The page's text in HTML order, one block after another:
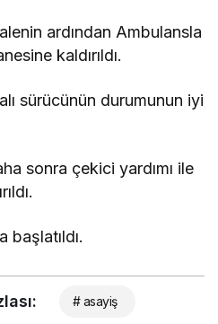
ardından Ambulansla
kaldırıldı.
sürücünün durumunun iyi
sonra çekici yardımı ile
başlatıldı.
# asayiş